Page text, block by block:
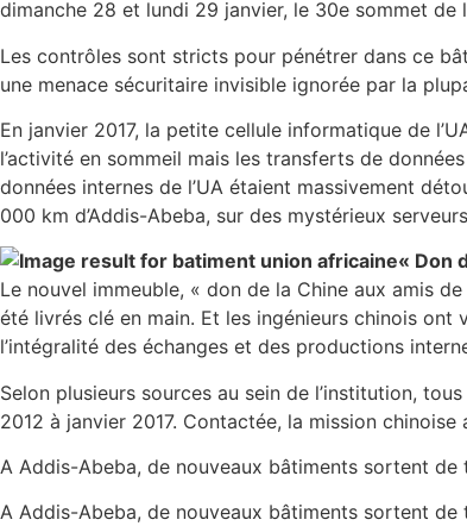
dimanche 28 et lundi 29 janvier, le 30e sommet de
Les contrôles sont stricts pour pénétrer dans ce
une menace sécuritaire invisible ignorée par la
En janvier 2017, la petite cellule informatique de
l’activité en sommeil mais les transferts de
données internes de l’UA étaient massivement
000 km d’Addis-Abeba, sur des mystérieux
« Don
Le nouvel immeuble, « don de la Chine aux amis
été livrés clé en main. Et les ingénieurs chinois
l’intégralité des échanges et des productions
Selon plusieurs sources au sein de l’institution,
2012 à janvier 2017. Contactée, la mission
A Addis-Abeba, de nouveaux bâtiments sortent
A Addis-Abeba, de nouveaux bâtiments sortent de